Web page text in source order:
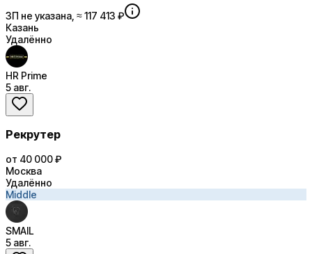
ЗП не указана, ≈ 117 413 ₽
Казань
Удалённо
HR Prime
5 авг.
Рекрутер
от 40 000 ₽
Москва
Удалённо
Middle
SMAIL
5 авг.